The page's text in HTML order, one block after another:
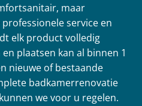
maar
service en
elk product volledig
plaatsen kan al binnen 1
nieuwe of bestaande
badkamerrenovatie
we voor u regelen.